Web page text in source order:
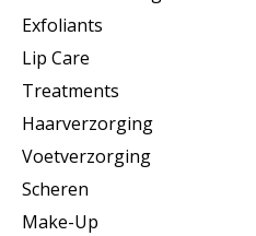
Exfoliants
Lip Care
Treatments
Haarverzorging
Voetverzorging
Scheren
Make-Up